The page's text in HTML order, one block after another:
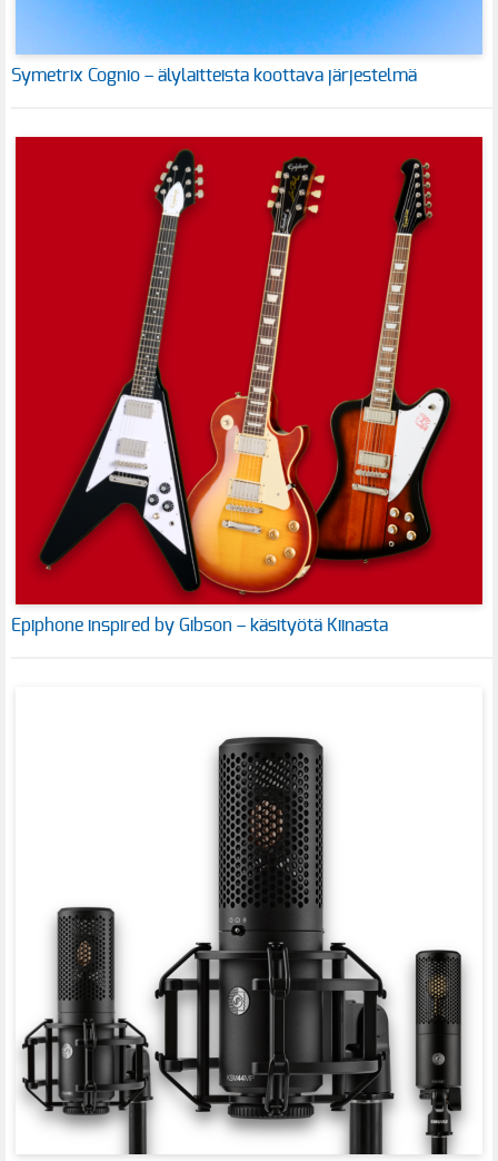
Symetrix Cognio – älylaitteista koottava järjestelmä
Epiphone inspired by Gibson – käsityötä Kiinasta